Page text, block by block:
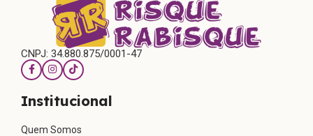
CNPJ: 34.880.875/0001-47
Institucional
Quem Somos